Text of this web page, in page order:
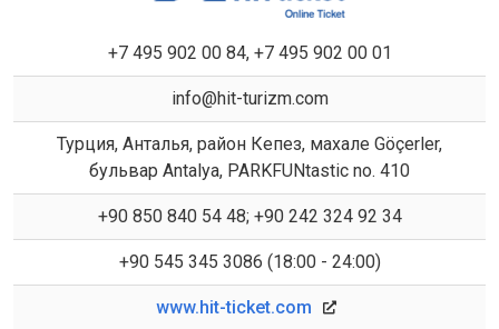
+7 495 902 00 84, +7 495 902 00 01
info@hit-turizm.com
Турция, Анталья, район Кепез, махале Göçerler,
бульвар Antalya, PARKFUNtastic no. 410
+90 850 840 54 48; +90 242 324 92 34
+90 545 345 3086 (18:00 - 24:00)
www.hit-ticket.com